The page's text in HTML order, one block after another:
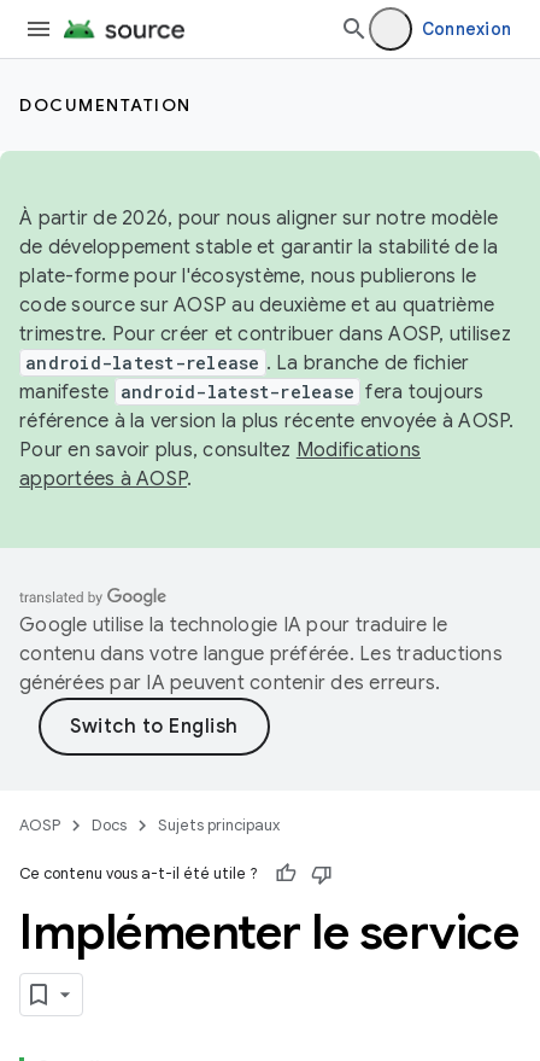
Connexion
DOCUMENTATION
À partir de 2026, pour nous aligner sur notre modèle
de développement stable et garantir la stabilité de la
plate-forme pour l'écosystème, nous publierons le
code source sur AOSP au deuxième et au quatrième
trimestre. Pour créer et contribuer dans AOSP, utilisez
android-latest-release . La branche de fichier
manifeste android-latest-release fera toujours
référence à la version la plus récente envoyée à AOSP.
Pour en savoir plus, consultez Modifications
apportées à AOSP.
Google utilise la technologie IA pour traduire le
contenu dans votre langue préférée. Les traductions
générées par IA peuvent contenir des erreurs.
AOSP Docs Sujets principaux
Ce contenu vous a-t-il été utile ?
Implémenter le service